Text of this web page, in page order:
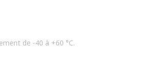
de -40 à +60 °C.